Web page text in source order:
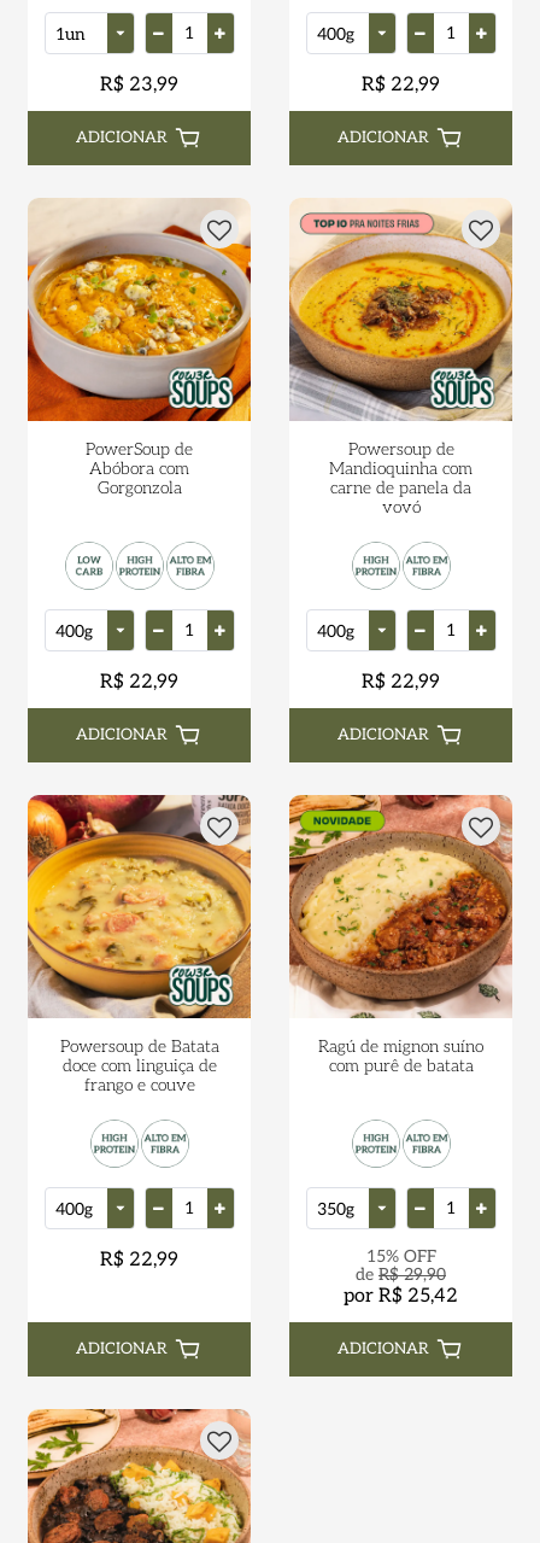
R$ 23,99
ADICIONAR
R$ 22,99
ADICIONAR
PowerSoup de
Abóbora com
Gorgonzola
R$ 22,99
ADICIONAR
Powersoup de
Mandioquinha com
carne de panela da
vovó
R$ 22,99
ADICIONAR
Powersoup de Batata
doce com linguiça de
frango e couve
R$ 22,99
ADICIONAR
Ragú de mignon suíno
com purê de batata
15% OFF
de R$ 29,90
por R$ 25,42
ADICIONAR